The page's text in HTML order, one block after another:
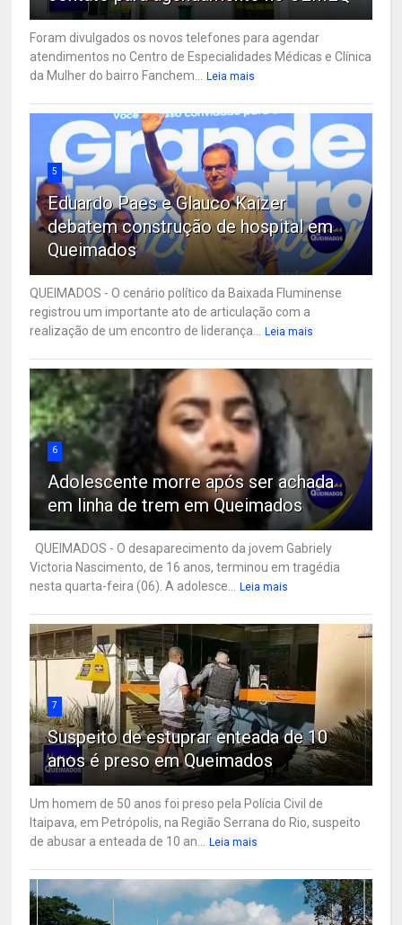
Foram divulgados os novos telefones para agendar
atendimentos no Centro de Especialidades Médicas e Clínica
da Mulher do bairro Fanchem...
Leia mais
5
Eduardo Paes e Glauco Kaizer
debatem construção de hospital em
Queimados
QUEIMADOS - O cenário político da Baixada Fluminense
registrou um importante ato de articulação com a
realização de um encontro de liderança...
Leia mais
6
Adolescente morre após ser achada
em linha de trem em Queimados
QUEIMADOS - O desaparecimento da jovem Gabriely
Victoria Nascimento, de 16 anos, terminou em tragédia
nesta quarta-feira (06). A adolesce...
Leia mais
7
Suspeito de estuprar enteada de 10
anos é preso em Queimados
Um homem de 50 anos foi preso pela Polícia Civil de
Itaipava, em Petrópolis, na Região Serrana do Rio, suspeito
de abusar a enteada de 10 an...
Leia mais